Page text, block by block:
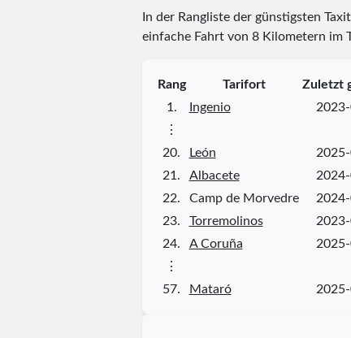
In der Rangliste der günstigsten
einfache Fahrt von 8 Kilometern im
Rang Tarifort Zuletzt
1.
Ingenio
⋮
20.
León
21.
Albacete
22.
Camp de Morvedre
23.
Torremolinos
24.
A Coruña
⋮
57.
Mataró